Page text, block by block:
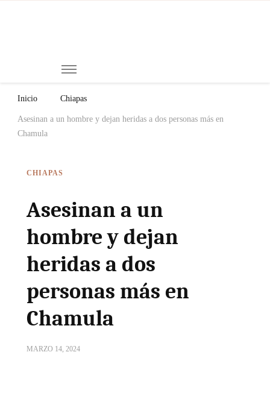
Inicio Chiapas
Asesinan a un hombre y dejan heridas a dos personas más en
Chamula
CHIAPAS
Asesinan a un
hombre y dejan
heridas a dos
personas más en
Chamula
MARZO 14, 2024